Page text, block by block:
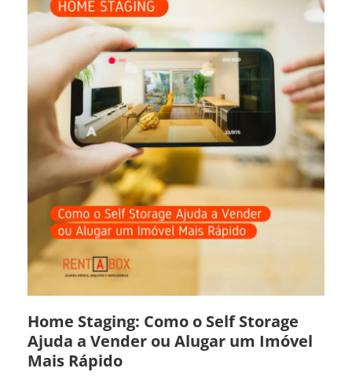
Home Staging: Como o Self Storage
Ajuda a Vender ou Alugar um Imóvel
Mais Rápido